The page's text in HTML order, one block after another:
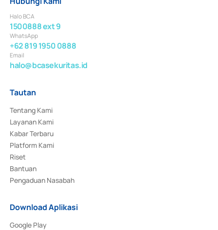
Halo BCA
1500888 ext 9
WhatsApp
+62 819 1950 0888
Email
halo@bcasekuritas.id
Tautan
Tentang Kami
Layanan Kami
Kabar Terbaru
Platform Kami
Riset
Bantuan
Pengaduan Nasabah
Download Aplikasi
Google Play